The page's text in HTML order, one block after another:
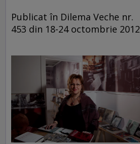
Publicat în Dilema Veche nr.
453 din 18-24 octombrie 2012